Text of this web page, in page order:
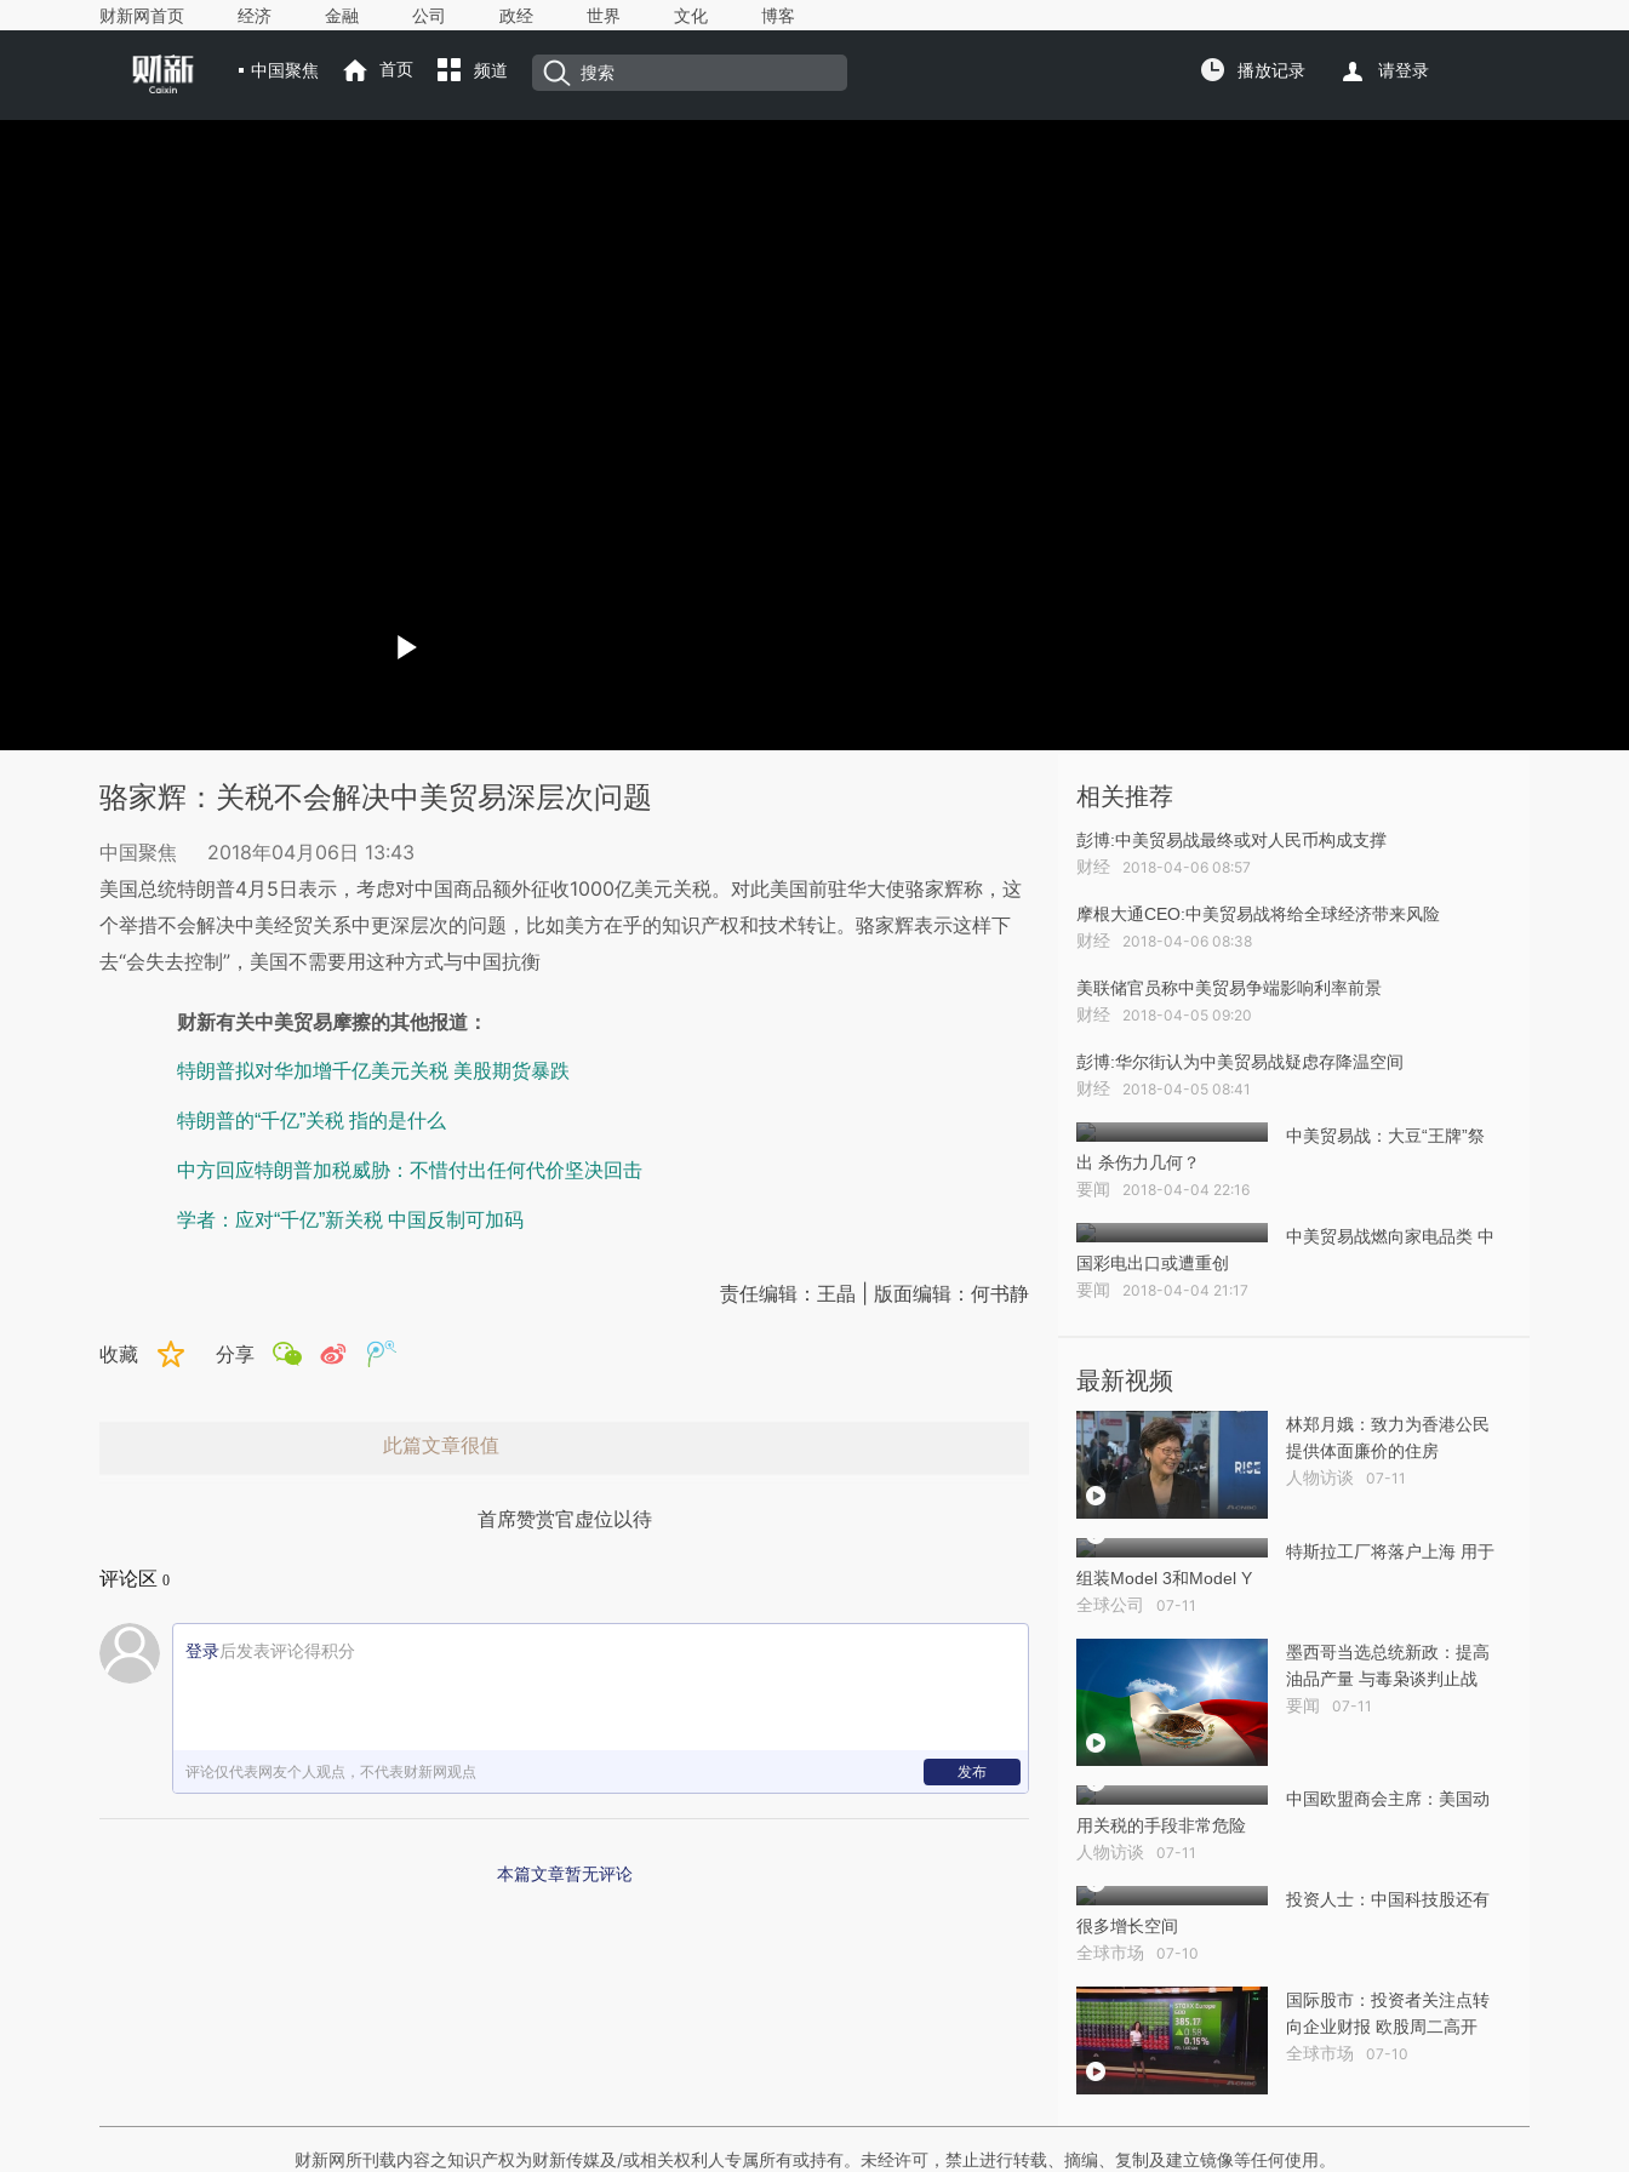
财新网首页 经济 金融 公司 政经 世界 文化 博客
中国聚焦 首页 频道 播放记录 请登录
骆家辉：关税不会解决中美贸易深层次问题
中国聚焦
2018年04月06日 13:43
美国总统特朗普4月5日表示，考虑对中国商品额外征收1000亿美元关税。对此美国前驻华大使骆家辉称，这
个举措不会解决中美经贸关系中更深层次的问题，比如美方在乎的知识产权和技术转让。骆家辉表示这样下
去“会失去控制”，美国不需要用这种方式与中国抗衡
财新有关中美贸易摩擦的其他报道：
特朗普拟对华加增千亿美元关税 美股期货暴跌
特朗普的“千亿”关税 指的是什么
中方回应特朗普加税威胁：不惜付出任何代价坚决回击
学者：应对“千亿”新关税 中国反制可加码
责任编辑：王晶 | 版面编辑：何书静
收藏 分享
此篇文章很值
首席赞赏官虚位以待
评论区 0
登录后发表评论得积分
评论仅代表网友个人观点，不代表财新网观点 发布
本篇文章暂无评论
相关推荐
彭博:中美贸易战最终或对人民币构成支撑
财经 2018-04-06 08:57
摩根大通CEO:中美贸易战将给全球经济带来风险
财经 2018-04-06 08:38
美联储官员称中美贸易争端影响利率前景
财经 2018-04-05 09:20
彭博:华尔街认为中美贸易战疑虑存降温空间
财经 2018-04-05 08:41
中美贸易战：大豆“王牌”祭
出 杀伤力几何？
要闻 2018-04-04 22:16
中美贸易战燃向家电品类 中
国彩电出口或遭重创
要闻 2018-04-04 21:17
最新视频
林郑月娥：致力为香港公民
提供体面廉价的住房
人物访谈 07-11
特斯拉工厂将落户上海 用于
组装Model 3和Model Y
全球公司 07-11
墨西哥当选总统新政：提高
油品产量 与毒枭谈判止战
要闻 07-11
中国欧盟商会主席：美国动
用关税的手段非常危险
人物访谈 07-11
投资人士：中国科技股还有
很多增长空间
全球市场 07-10
国际股市：投资者关注点转
向企业财报 欧股周二高开
全球市场 07-10
财新网所刊载内容之知识产权为财新传媒及/或相关权利人专属所有或持有。未经许可，禁止进行转载、摘编、复制及建立镜像等任何使用。